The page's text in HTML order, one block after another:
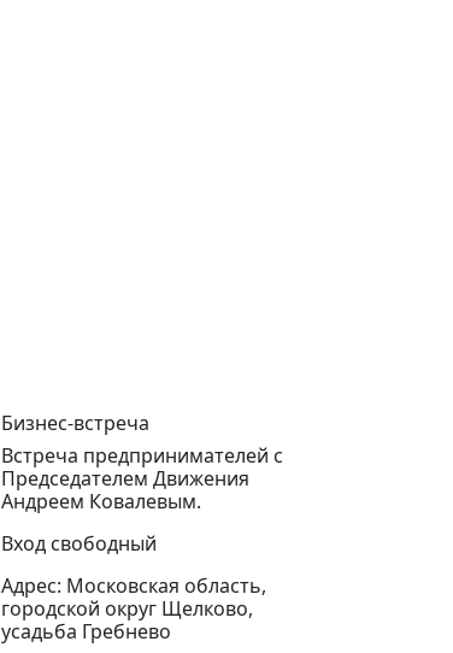
Бизнес-встреча
Встреча предпринимателей с
Председателем Движения
Андреем Ковалевым.
Вход свободный
Адрес: Московская область,
городской округ Щелково,
усадьба Гребнево